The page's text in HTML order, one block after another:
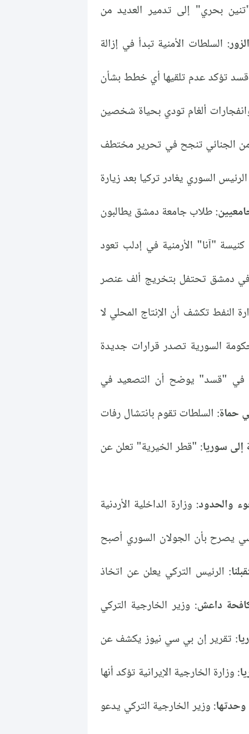
بحري" إلى تدمير العديد من
: السلطات الأمنية تبدأ في إزالة
قسد تؤكد عدم تلقيها أي خطط بشأن
ألغام تودي بحياة شخصين
الجنائي تنجح في تحرير مختطف
السوري يغادر تركيا بعد زيارة
: طلاب جامعة دمشق يطالبون
"آنا" الأرمنية في إدلب تعود
دمشق تحتفل بتخريج ألف عنصر
النفط تكشف أن الإنتاج المحلي لا
السورية تصدر قرارات جديدة
في "قسد" يوضح أن التصعيد في
: السلطات تقوم بانتشال رفات
سوريا: "قطر الخيرية" تعلن عن
والحدود: وزارة الداخلية الأردنية
يصرح بأن الجولان السوري أصبح
: الرئيس التركي يعلن عن اتخاذ
داعش: وزير الخارجية التركي
: تقرير إن بي سي نيوز يكشف عن
: وزارة الخارجية الإيرانية تؤكد أنها
: وزير الخارجية التركي يدعو